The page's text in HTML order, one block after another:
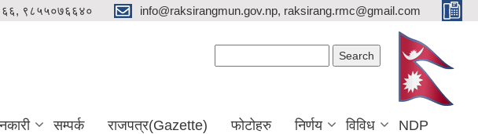
९८५५०७६६४० info@raksirangmun.gov.np, raksirang.rmc@gmail.com
सम्पर्क राजपत्र(Gazette) फोटोहरु निर्णय विविध NDP